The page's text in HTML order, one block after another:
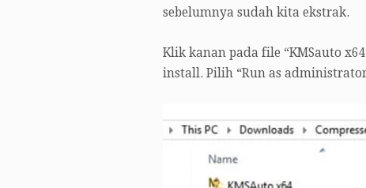
sebelumnya sudah kita ekstrak.
Klik kanan pada file “KMSauto
install. Pilih “Run as